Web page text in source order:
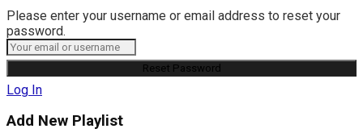
Please enter your username or email address to reset your
password.
Log In
Add New Playlist